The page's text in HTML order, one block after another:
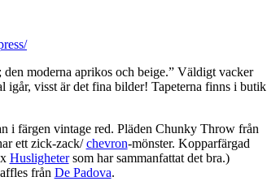
moderna aprikos och beige.” Väldigt vacker
visst är det fina bilder! Tapeterna finns i butik
i färgen vintage red. Pläden Chunky Throw från
ett zick-zack/chevron-mönster. Kopparfärgad
Huslighetersom har sammanfattat det bra.)
från De Padova.